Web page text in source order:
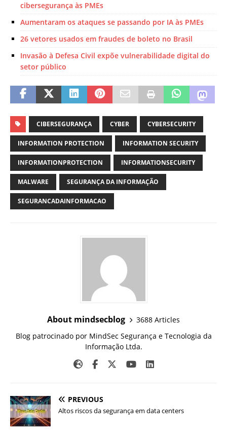
cibersegurança às PMEs
Aumentaram os ataques se passando por IA às PMEs
26 vetores usados em fraudes de boleto no Brasil
Invasão à Defesa Civil expõe vulnerabilidade digital do
setor público
CIBERSEGURANÇA CYBER CYBERSECURITY
INFORMATION PROTECTION INFORMATION SECURITY
INFORMATIONPROTECTION INFORMATIONSECURITY
MALWARE SEGURANÇA DA INFORMAÇÃO
SEGURANCADAINFORMACAO
About mindsecblog
3688 Articles
Blog patrocinado por MindSec Segurança e Tecnologia da
Informação Ltda.
PREVIOUS
Altos riscos da segurança em data centers